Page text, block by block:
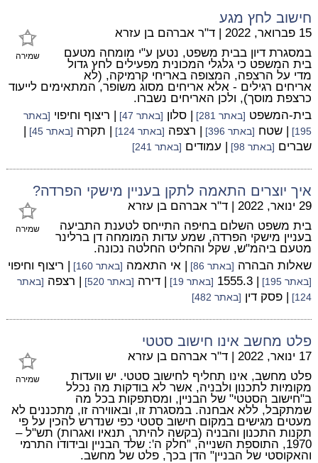
חישוב לחץ מגע
שמירה
15 פברואר, 2022 | ד"ר אברהם בן עזרא
במסגרת דיון בבית משפט, נטען ע"י מומחה מטעם
בית המשפט כי גלגלי המכונית מפעילים לחץ גדול
מדי על הרצפה, המצופה באריחי קרמיקה, (לא
אריחים רגילים - אלא אריחים מסוג משופר, המתאימים לייעוד
כרצפת מוסך), ולכן האריחים נשברו.
בית-המשפט [באתר 281] | סלון [באתר 47] | ריצוף וחיפוי [באתר
195]
| שטח [באתר 396] | רצפה [באתר 124] | תקרה [באתר 45]
|
שברים [באתר 98] | עמודים [באתר 241]
איך יוצרים התאמה לתקן בעניין מישקי הפרדה?
שמירה
29 ינואר, 2022 | ד"ר אברהם בן עזרא
בית משפט השלום בחיפה התייחס לטענת התביעה
בעניין מישקי הפרדה, שמע עדות המומחה דן ברלינר
מטעם ביהמ"ש, שקל והחליט החלטה נכונה.
שאלות הבהרה [באתר 86] | אי התאמה [באתר 160] | ריצוף וחיפוי
[באתר 195] | 1555.3 [באתר 19] | דירה [באתר 520] | רצפה [באתר
124]
| פסק דין [באתר 482]
פלט מחשב אינו חישוב סטטי
שמירה
17 ינואר, 2022 | ד"ר אברהם בן עזרא
פלט מחשב, אינו תחליף לחישוב סטטי. יש וועדות
מקומיות לתכנון ולבניה, אשר לא בודקות מה נכלל
ב"חישוב הסטטי" של הבניין, ומסתפקות בכל מה
שמתקבל, ללא אבחנה. במסגרת זו, ובאווירה זו, מתכננים לא
מעטים מגישים במקום חישוב סטטי כפי שנדרש להכין על פי
תקנות התכנון והבניה (בקשה להיתר, תנאיו ואגרות) תש"ל –
1970, התוספת השנייה, "חלק ה': שלד הבניין ובידודו התרמי
והאקוסטי של הבניין" הדן בכך, פלט של מחשב.